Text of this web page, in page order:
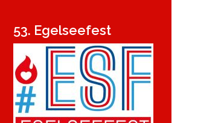
53. Egelseefest